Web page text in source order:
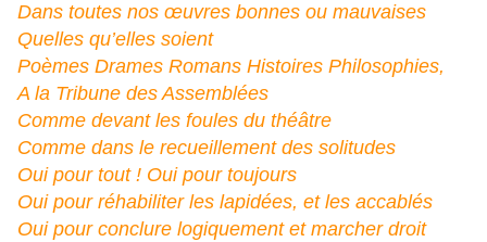
Dans toutes nos œuvres bonnes ou mauvaises
Quelles qu’elles soient
Poèmes Drames Romans Histoires Philosophies,
A la Tribune des Assemblées
Comme devant les foules du théâtre
Comme dans le recueillement des solitudes
Oui pour tout ! Oui pour toujours
Oui pour réhabiliter les lapidées, et les accablés
Oui pour conclure logiquement et marcher droit